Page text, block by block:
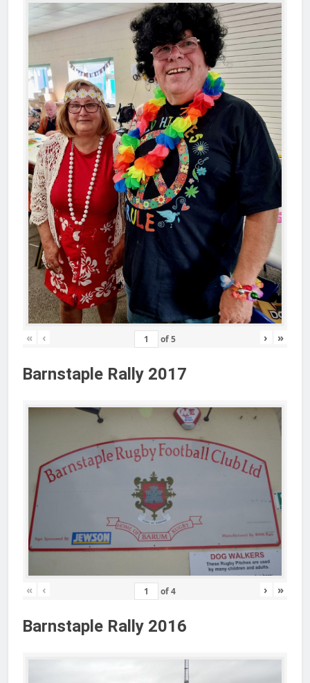
« ‹ of5 › »
Barnstaple Rally 2017
« ‹ of4 › »
Barnstaple Rally 2016